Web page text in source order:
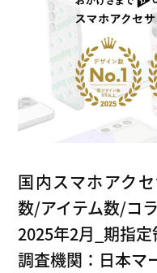
国内スマホアク
数/アイテム数/コ
2025年2月_期指
調査機関：日本マ